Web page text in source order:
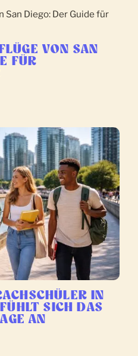
VON SAN
FÜR
IN
SICH DAS
AN